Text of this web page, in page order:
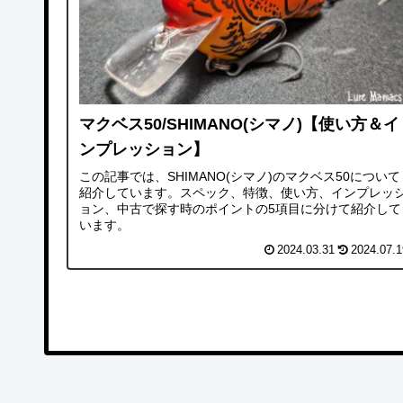
マクベス50/SHIMANO(シマノ)【使い方＆イ
ンプレッション】
この記事では、SHIMANO(シマノ)のマクベス50について
紹介しています。スペック、特徴、使い方、インプレッ
ョン、中古で探す時のポイントの5項目に分けて紹介して
います。
2024.03.31